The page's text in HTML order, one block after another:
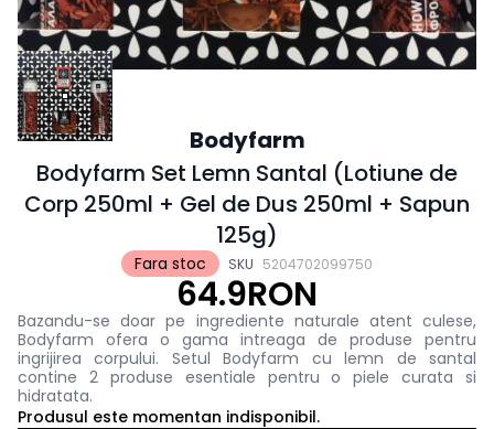
Fara stoc SKU 5204702099750
Bodyfarm
Bodyfarm Set Lemn Santal (Lotiune de
Corp 250ml + Gel de Dus 250ml + Sapun
125g)
64.9RON
Bazandu-se doar pe ingrediente naturale atent culese,
Bodyfarm ofera o gama intreaga de produse pentru
ingrijirea corpului. Setul Bodyfarm cu lemn de santal
contine 2 produse esentiale pentru o piele curata si
hidratata.
Produsul este momentan indisponibil.